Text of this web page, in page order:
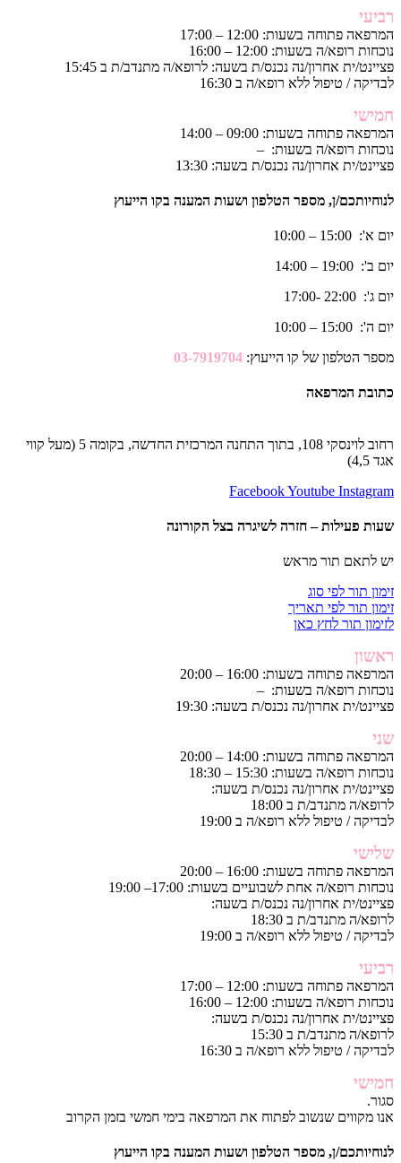
רביעי
המרפאה פתוחה בשעות: 12:00 – 17:00
נוכחות רופא/ה בשעות: 12:00 – 16:00
פציינט/ית אחרון/נה נכנס/ת בשעה: לרופא/ה מתנדב/ת ב 15:45
לבדיקה / טיפול ללא רופא/ה ב 16:30
חמישי
המרפאה פתוחה בשעות: 09:00 – 14:00
נוכחות רופא/ה בשעות: –
פציינט/ית אחרון/נה נכנס/ת בשעה: 13:30
לנוחיותכם/ן, מספר הטלפון ושעות המענה בקו הייעוץ
יום א': 15:00 – 10:00
יום ב': 19:00 – 14:00
יום ג': 22:00 -17:00
יום ה': 15:00 – 10:00
מספר הטלפון של קו הייעוץ: 03-7919704
כתובת המרפאה
רחוב לוינסקי 108, בתוך התחנה המרכזית החדשה, בקומה 5 (מעל קווי
אגד 4,5)
FacebookYoutube Instagram
שעות פעילות – חזרה לשיגרה בצל הקורונה
יש לתאם תור מראש
זימון תור לפי סוג
זימון תור לפי תאריך
לזימון תור לחץ כאן
ראשון
המרפאה פתוחה בשעות: 16:00 – 20:00
נוכחות רופא/ה בשעות: –
פציינט/ית אחרון/נה נכנס/ת בשעה: 19:30
שני
המרפאה פתוחה בשעות: 14:00 – 20:00
נוכחות רופא/ה בשעות: 15:30 – 18:30
פציינט/ית אחרון/נה נכנס/ת בשעה:
לרופא/ה מתנדב/ת ב 18:00
לבדיקה / טיפול ללא רופא/ה ב 19:00
שלישי
המרפאה פתוחה בשעות: 16:00 – 20:00
נוכחות רופא/ה אחת לשבועיים בשעות: 17:00– 19:00
פציינט/ית אחרון/נה נכנס/ת בשעה:
לרופא/ה מתנדב/ת ב 18:30
לבדיקה / טיפול ללא רופא/ה ב 19:00
רביעי
המרפאה פתוחה בשעות: 12:00 – 17:00
נוכחות רופא/ה בשעות: 12:00 – 16:00
פציינט/ית אחרון/נה נכנס/ת בשעה:
לרופא/ה מתנדב/ת ב 15:30
לבדיקה / טיפול ללא רופא/ה ב 16:30
חמישי
סגור.
אנו מקווים שנשוב לפתוח את המרפאה בימי חמשי בזמן הקרוב
לנוחיותכם/ן, מספר הטלפון ושעות המענה בקו הייעוץ